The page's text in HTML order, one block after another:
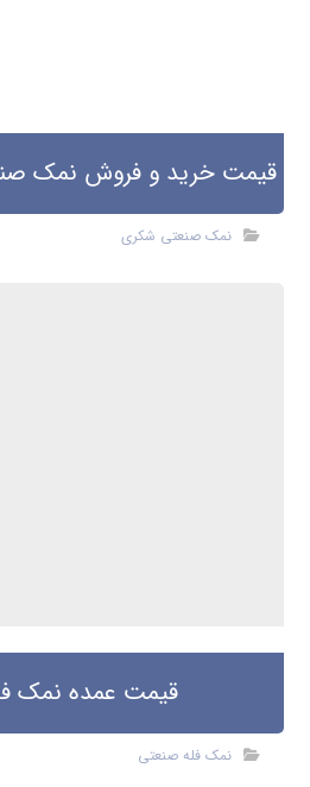
قیمت خرید و فروش نمک
نمک صنعتی شکری
قیمت عمده نمک
نمک فله صنعتی